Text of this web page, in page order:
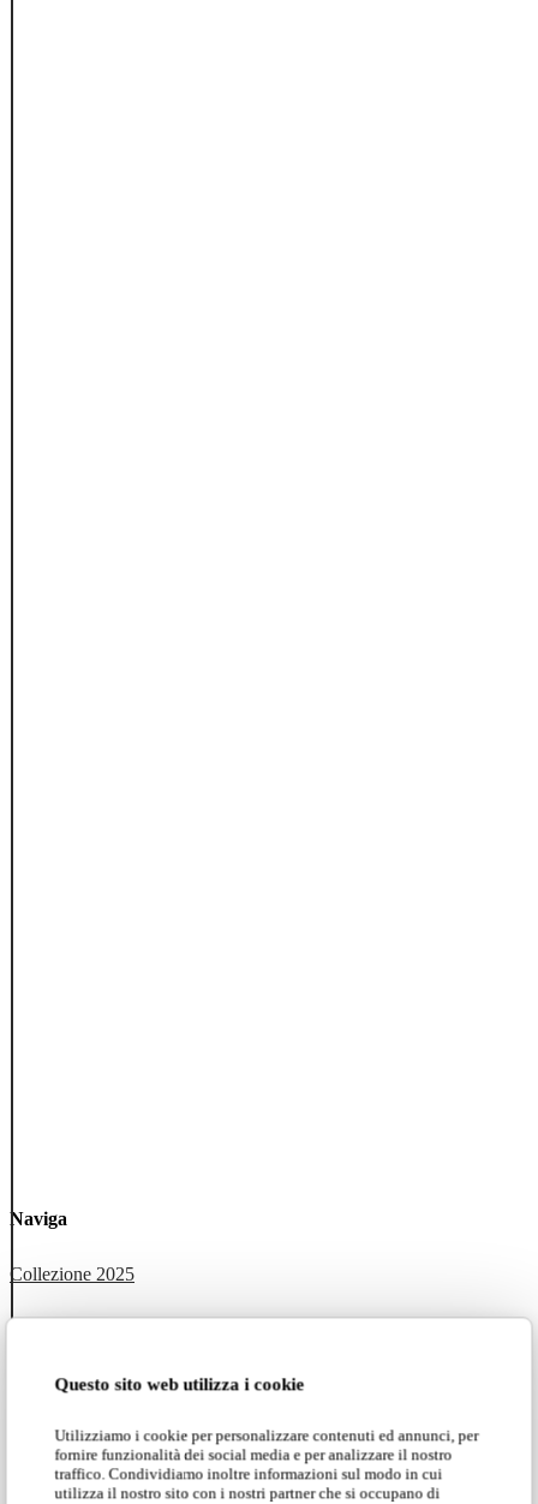
Questo sito web utilizza i cookie
Utilizziamo i cookie per personalizzare contenuti ed annunci, per
fornire funzionalità dei social media e per analizzare il nostro
traffico. Condividiamo inoltre informazioni sul modo in cui
utilizza il nostro sito con i nostri partner che si occupano di
Naviga
Collezione 2025
Karman Zoo
Progetti
Social network